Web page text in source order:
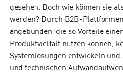
gesehen. Doch wie können sie
werden? Durch B2B-
angebunden, die so Vorteile
Produktvielfalt nutzen können,
Systemlösungen entwickeln und
und technischen